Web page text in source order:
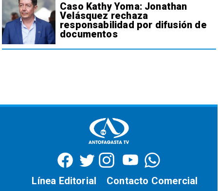
Caso Kathy Yoma: Jonathan
Velásquez rechaza
responsabilidad por difusión de
documentos
Contacto Comercial
Línea Editorial